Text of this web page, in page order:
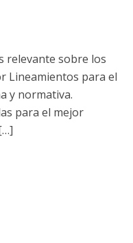
relevante sobre los
Lineamientos para el
y normativa.
para el mejor